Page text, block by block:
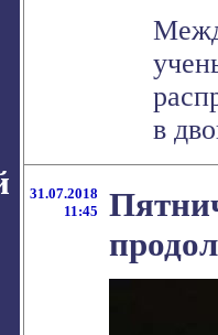
в
31.07.2018
11:45